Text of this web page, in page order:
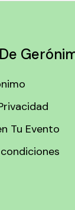
Tu Evento